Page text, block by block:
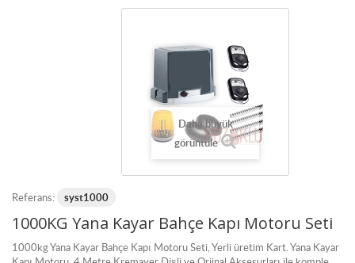
Daha büyük
görüntüle
Referans: syst1000
1000KG Yana Kayar Bahçe Kapı Motoru Seti
1000kg Yana Kayar Bahçe Kapı Motoru Seti, Yerli üretim Kart. Yana Kayar